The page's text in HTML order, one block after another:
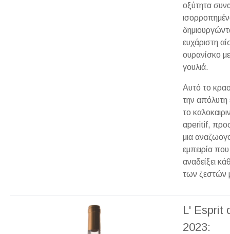
οξύτητα
ευχάριστη
ουρανίσκο
γουλιά.
Αυτό το
την απόλυτη
το
αperitif,
μια
εμπειρία
αναδείξει
των ζεστών
L' Esprit
2023: